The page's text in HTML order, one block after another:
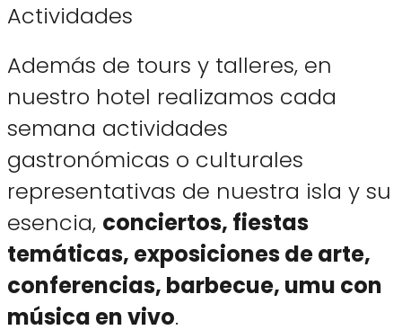
Actividades
Además de tours y talleres, en
nuestro hotel realizamos cada
semana actividades
gastronómicas o culturales
representativas de nuestra isla y su
esencia, conciertos, fiestas
temáticas, exposiciones de arte,
conferencias, barbecue, umu con
música en vivo.